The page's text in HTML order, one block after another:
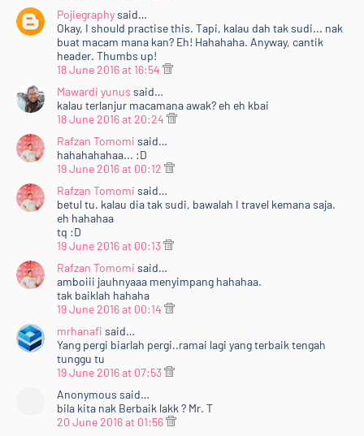
Pojiegraphysaid…
Okay, I should practise this. Tapi, kalau dah tak sudi... nak
buat macam mana kan? Eh! Hahahaha. Anyway, cantik
header. Thumbs up!
18 June 2016 at 16:54
Mawardi yunus said…
kalau terlanjur macamana awak? eh eh kbai
18 June 2016 at 20:24
Rafzan Tomomi said…
hahahahahaa... :D
19 June 2016 at 00:12
Rafzan Tomomi said…
betul tu. kalau dia tak sudi, bawalah I travel kemana saja.
eh hahahaa
tq :D
19 June 2016 at 00:13
Rafzan Tomomi said…
amboiii jauhnyaaa menyimpang hahahaa.
tak baiklah hahaha
19 June 2016 at 00:14
mrhanafi said…
Yang pergi biarlah pergi..ramai lagi yang terbaik tengah
tunggu tu
19 June 2016 at 07:53
Anonymous said…
bila kita nak Berbaik lakk ? Mr. T
20 June 2016 at 01:56